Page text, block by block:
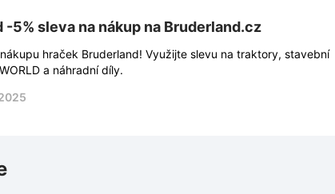
5% sleva na nákup na Bruderland.cz
hraček Bruderland! Využijte slevu na traktory, stavební
a náhradní díly.